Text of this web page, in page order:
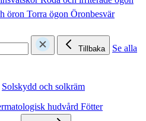
öron Torra ögon Öronbesvär
Tillbaka
Se alla
Solskydd och solkräm
hudvård Fötter